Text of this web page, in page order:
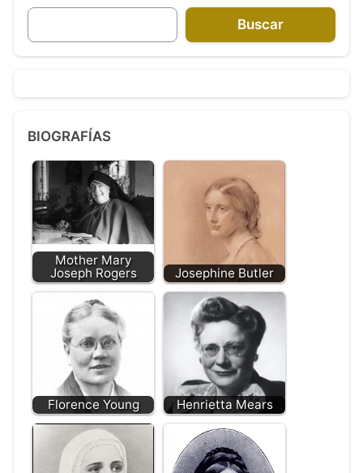
Buscar
BIOGRAFÍAS
Mother Mary
Joseph Rogers
Josephine Butler
Florence Young Henrietta Mears